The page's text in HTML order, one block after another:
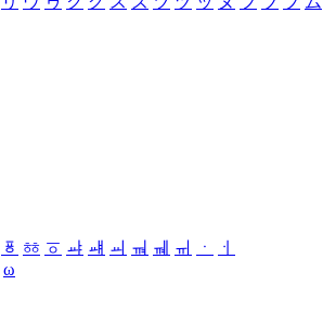
ㆄ ㆅ ㆆ ㆇ ㆈ ㆉ ㆊ ㆋ ㆌ ㆍ
ㆎ
ω